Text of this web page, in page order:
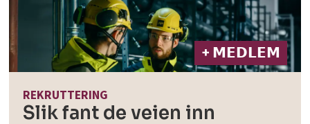
+ 𝗠𝗘𝗗𝗟𝗘𝗠
REKRUTTERING
Slik fant de veien inn